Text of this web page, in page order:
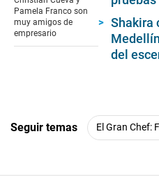
2
minutes,
41
seconds
Pamela Franco son
muy amigos de
empresario
Shakira
del
Seguir temas El Gran Chef: